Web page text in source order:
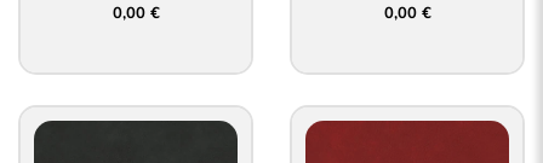
0,00 € 0,00 €